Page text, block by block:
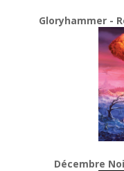
Gloryhammer -
Décembre